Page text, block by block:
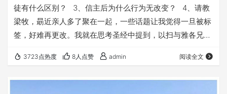
徒有什么区别？ 3、信主后为什么行为无改变？ 4、请教
梁牧，朂近亲人多了聚在一起，一些话题让我觉得一旦被标
签，好难再更改。我就在思考圣经中提到，以扫与雅各兄
离经叛道的我会选择出错。 5、没有信主的人有没有属灵
3723点热度 8人点赞 admin 阅读全文